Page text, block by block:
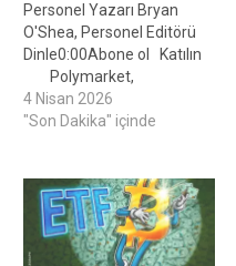
Personel Yazarı Bryan
O'Shea, Personel Editörü
Dinle0:00Abone ol Katılın
Polymarket,
listelemenin "dürüstlük
standartlarını" ihlal ettiğini
servis üyesinin kaderine
bağlı olan bir pazarı kaldırdı.
Tartışma, ABD yetkililerinin
İran üzerinde vurulduğu
4 Nisan 2026
"Son Dakika" içinde